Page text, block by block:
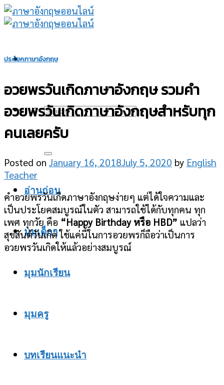
Skip
to
อ่านก่อน
มุมเด็กๆ
มุมนักเรียน
มุมครู
บทเรียนแนะนำ
ประโยคภาษาอังกฤษ
อวยพรวันเกิดภาษาอังกฤษ รวมคำ
อวยพรวันเกิดภาษาอังกฤษสำหรับทุก
คนเลยครับ
Posted on January 16, 2018 July 5, 2020 by English
Teacher
คำอวยพรวันเกิดภาษาอังกฤษง่ายๆ แต่ได้ใจความและ
เป็นประโยคสมบูรณ์ในตัว สามารถใช้ได้กับทุกคน ทุก
เพศ ทุกวัย คือ “Happy Birthday หรือ HBD” แปลว่า
สุขสันต์วันเกิด ใช้แค่นี้ในการอวยพรก็ถือว่าเป็นการ
อวยพรวันเกิดให้แล้วอย่างสมบูรณ์